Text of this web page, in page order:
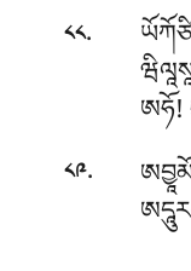
༨༨.
༨༩.